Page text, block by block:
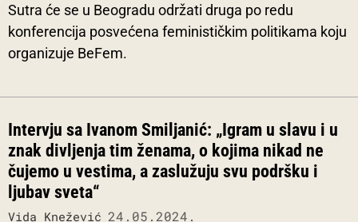
Sutra će se u Beogradu održati druga po redu
konferencija posvećena feminističkim politikama koju
organizuje BeFem.
Intervju sa Ivanom Smiljanić: „Igram u slavu i u
znak divljenja tim ženama, o kojima nikad ne
čujemo u vestima, a zaslužuju svu podršku i
ljubav sveta“
Vida Knežević 24.05.2024.